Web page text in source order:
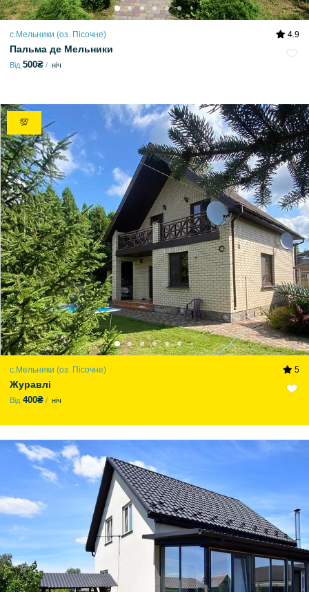
с.Мельники (оз. Пісочне) 4.9
Пальма де Мельники
Від 500₴ ніч
💯
с.Мельники (оз. Пісочне) 5
Журавлі
Від 400₴ ніч